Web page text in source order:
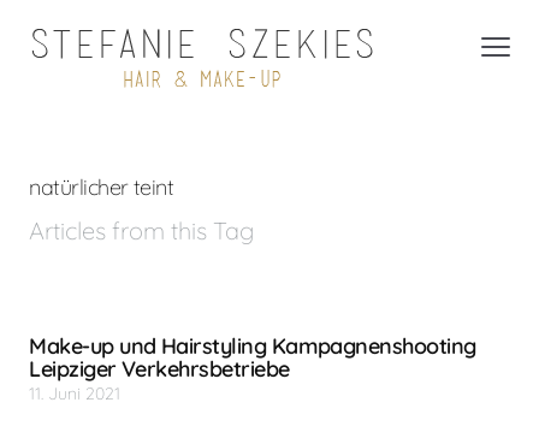
natürlicher teint
Articles from this Tag
Make-up und Hairstyling Kampagnenshooting
Leipziger Verkehrsbetriebe
11. Juni 2021